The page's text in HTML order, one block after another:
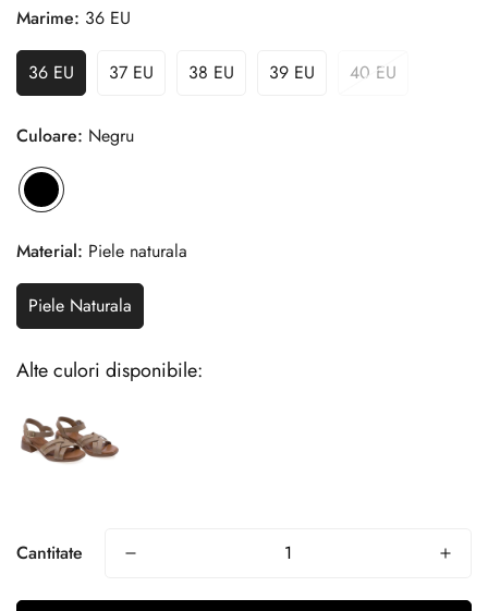
Marime: 36 EU
36 EU 37 EU 38 EU 39 EU 40 EU
Culoare: Negru
Material: Piele naturala
Piele Naturala
Alte culori disponibile:
Cantitate